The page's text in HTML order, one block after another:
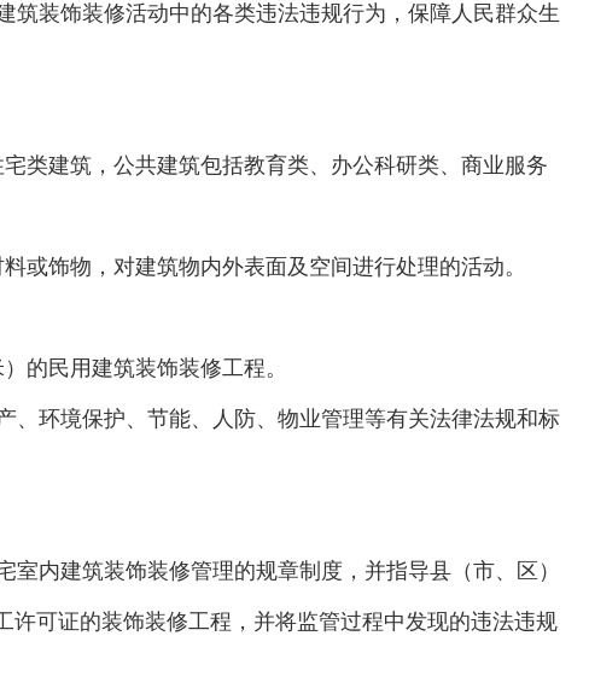
装饰装修活动中的各类违法违规行为，保障人民群众生
类建筑，公共建筑包括教育类、办公科研类、商业服务
或饰物，对建筑物内外表面及空间进行处理的活动。
的民用建筑装饰装修工程。
环境保护、节能、人防、物业管理等有关法律法规和标
内建筑装饰装修管理的规章制度，并指导县（市、区）
可证的装饰装修工程，并将监管过程中发现的违法违规